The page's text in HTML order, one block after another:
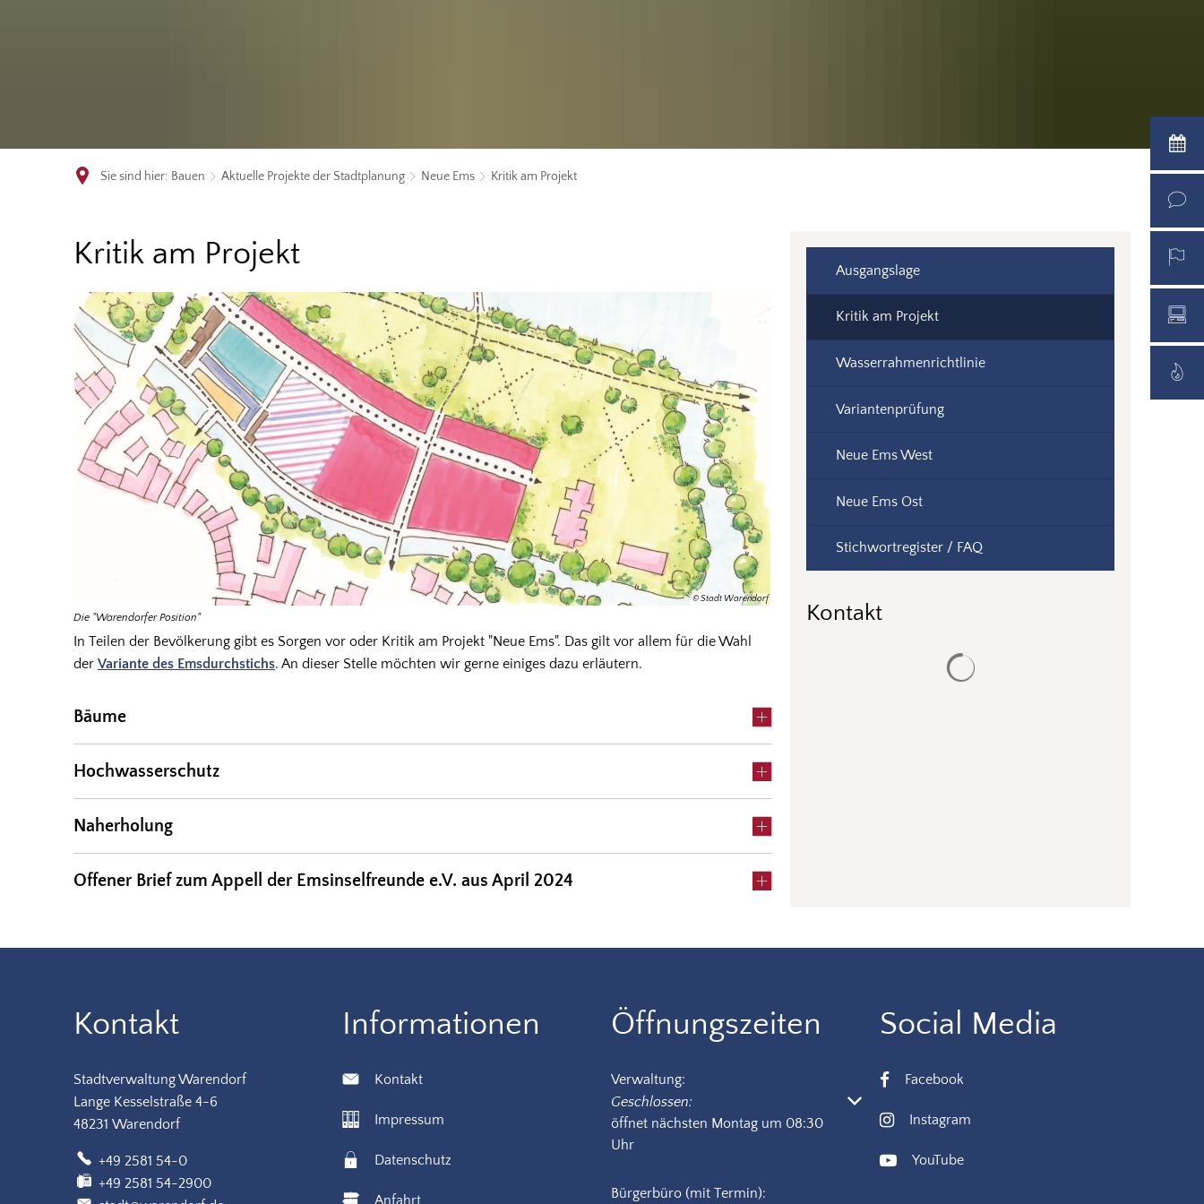
Sie sind hier: Bauen Aktuelle Projekte der Stadtplanung Neue Ems Kritik am Projekt
Projekt
Kritik am Projekt
© Stadt Warendorf
Die "Warendorfer Position"
In Teilen der Bevölkerung gibt es Sorgen vor oder Kritik am Projekt "Neue Ems". Das gilt vor allem für die Wahl
der Variante des Emsdurchstichs. An dieser Stelle möchten wir gerne einiges dazu erläutern.
Bäume
Hochwasserschutz
Naherholung
Offener Brief zum Appell der Emsinselfreunde e.V. aus April 2024
Ausgangslage
Kritik am Projekt
Wasserrahmenrichtlinie
Variantenprüfung
Neue Ems West
Neue Ems Ost
Stichwortregister / FAQ
Kontakt
Kontakt
Stadtverwaltung Warendorf
Lange Kesselstraße 4-6
48231 Warendorf
+49 2581 54-0
+49 2581 54-2900
Informationen
Kontakt
Impressum
Datenschutz
Anfahrt
Öffnungszeiten
Verwaltung:
Klicken, um weitere Öffnungs- oder Schließzeiten auszublenden
Geschlossen:
öffnet nächsten Montag um 08:30
Uhr
Bürgerbüro (mit Termin):
Social Media
Facebook
Instagram
YouTube